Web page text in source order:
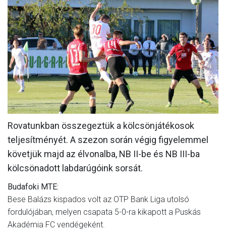
HÍREK
CSAPATOK
MÉRKŐZÉSEK
KLUB
GALÉRIA
SZURKOLÓI ÉLMÉNYEK
AKKREDITÁCIÓ
Rovatunkban összegeztük a kölcsönjátékosok
teljesítményét. A szezon során végig figyelemmel
követjük majd az élvonalba, NB II-be és NB III-ba
kölcsönadott labdarúgóink sorsát.
Budafoki MTE:
Bese Balázs kispados volt az OTP Bank Liga utolsó
fordulójában, melyen csapata 5-0-ra kikapott a Puskás
Akadémia FC vendégeként.